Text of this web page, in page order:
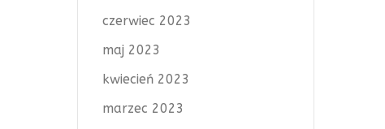
czerwiec 2023
maj 2023
kwiecień 2023
marzec 2023